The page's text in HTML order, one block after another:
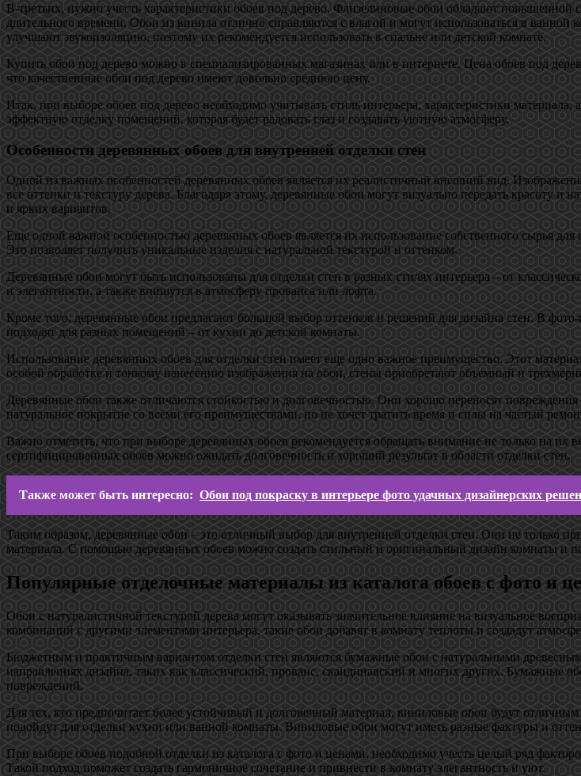
В-третьих, нужно учесть характеристики обоев под дерево. Флизелиновые обои обладают
длительного времени. Обои из винила отлично справляются с влагой и могут использоваться в
улучшают звукоизоляцию, поэтому их рекомендуется использовать в спальне или детской комнате.
Купить обои под дерево можно в специализированных магазинах или в интернете. Цена обоев под
что качественные обои под дерево имеют довольно среднюю цену.
Итак, при выборе обоев под дерево необходимо учитывать стиль интерьера, характеристики
эффектную отделку помещений, которая будет радовать глаз и создавать уютную атмосферу.
Особенности деревянных обоев для внутренней отделки стен
Одной из важных особенностей деревянных обоев является их реалистичный внешний вид.
все оттенки и текстуру дерева. Благодаря этому, деревянные обои могут визуально передать красоту
и ярких вариантов.
Еще одной важной особенностью деревянных обоев является их использование собственного сырья
Это позволяет получить уникальные изделия с натуральной текстурой и оттенком.
Деревянные обои могут быть использованы для отделки стен в разных стилях интерьера – от
и элегантности, а также впишутся в атмосферу прованса или лофта.
Кроме того, деревянные обои предлагают большой выбор оттенков и решений для дизайна стен. В
подходят для разных помещений – от кухни до детской комнаты.
Использование деревянных обоев для отделки стен имеет еще одно важное преимущество. Этот
особой обработке и тонкому нанесению изображения на обои, стены приобретают объемный и
Деревянные обои также отличаются стойкостью и долговечностью. Они хорошо переносят
натуральное покрытие со всеми его преимуществами, но не хочет тратить время и силы на частый
Важно отметить, что при выборе деревянных обоев рекомендуется обращать внимание не только на их
сертифицированных обоев можно ожидать долговечность и хороший результат в области отделки стен.
Также может быть интересно: Обои под покраску в интерьере фото удачных дизайнерских
Таким образом, деревянные обои – это отличный выбор для внутренней отделки стен. Они не только
материала. С помощью деревянных обоев можно создать стильный и оригинальный дизайн комнаты и
Популярные отделочные материалы из каталога обоев с фото и
Обои с натуралистичной текстурой дерева могут оказывать значительное влияние на визуальное
комбинаций с другими элементами интерьера, такие обои добавят в комнату теплоты и создадут
Бюджетным и практичным вариантом отделки стен являются бумажные обои с натуральными
направлениях дизайна, таких как классический, прованс, скандинавский и многих других. Бумажные
повреждений.
Для тех, кто предпочитает более устойчивый и долговечный материал, виниловые обои будут
подойдут для отделки кухни или ванной комнаты. Виниловые обои могут иметь разные фактуры и
При выборе обоев подобной отделки из каталога с фото и ценами, необходимо учесть целый ряд
Такой подход поможет создать гармоничное сочетание и привнести в комнату элегантность и уют.